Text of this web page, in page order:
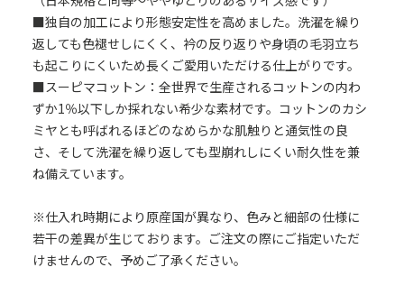
■独自の加工により形態安定性を高めました。洗濯を繰り
返しても色褪せしにくく、衿の反り返りや身頃の毛羽立ち
も起こりにくいため長くご愛用いただける仕上がりです。
■スーピマコットン：全世界で生産されるコットンの内わ
ずか1％以下しか採れない希少な素材です。コットンのカシ
ミヤとも呼ばれるほどのなめらかな肌触りと通気性の良
さ、そして洗濯を繰り返しても型崩れしにくい耐久性を兼
ね備えています。
※仕入れ時期により原産国が異なり、色みと細部の仕様に
若干の差異が生じております。ご注文の際にご指定いただ
けませんので、予めご了承ください。